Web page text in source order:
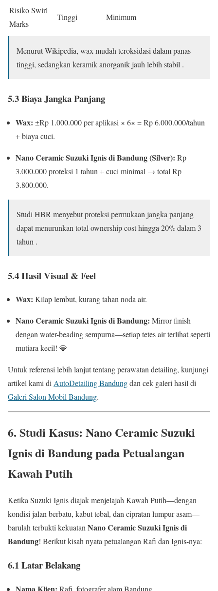
Risiko Swirl
Marks
Tinggi Minimum
Menurut Wikipedia, wax mudah teroksidasi dalam panas
tinggi, sedangkan keramik anorganik jauh lebih stabil .
5.3 Biaya Jangka Panjang
Wax: ±Rp 1.000.000 per aplikasi × 6× = Rp 6.000.000/tahun
+ biaya cuci.
Nano Ceramic Suzuki Ignis di Bandung (Silver): Rp
3.000.000 proteksi 1 tahun + cuci minimal → total Rp
3.800.000.
Studi HBR menyebut proteksi permukaan jangka panjang
dapat menurunkan total ownership cost hingga 20% dalam 3
tahun .
5.4 Hasil Visual & Feel
Wax: Kilap lembut, kurang tahan noda air.
Nano Ceramic Suzuki Ignis di Bandung: Mirror finish
dengan water-beading sempurna—setiap tetes air terlihat seperti
mutiara kecil! 💎
Untuk referensi lebih lanjut tentang perawatan detailing, kunjungi
artikel kami diAutoDetailing Bandungdan cek galeri hasil di
Galeri Salon Mobil Bandung.
6. Studi Kasus: Nano Ceramic Suzuki
Ignis di Bandung pada Petualangan
Kawah Putih
Ketika Suzuki Ignis diajak menjelajah Kawah Putih—dengan
kondisi jalan berbatu, kabut tebal, dan cipratan lumpur asam—
barulah terbukti kekuatan Nano Ceramic Suzuki Ignis di
Bandung! Berikut kisah nyata petualangan Rafi dan Ignis-nya:
6.1 Latar Belakang
Nama Klien: Rafi, fotografer alam Bandung